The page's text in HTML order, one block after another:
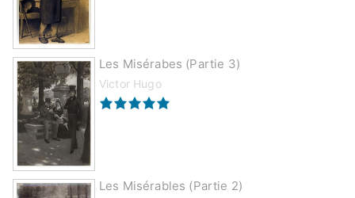
Les Misérabes (partie 3)
Victor Hugo
Les Misérables (partie 2)